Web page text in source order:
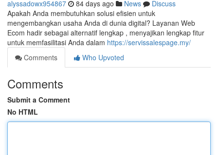
alyssadowx954867 84 days ago News
Discuss
Apakah Anda membutuhkan solusi efisien untuk
mengembangkan usaha Anda di dunia digital? Layanan Web
Ecom hadir sebagai alternatif lengkap , menyajikan lengkap fitur
untuk memfasilitasi Anda dalam https://servissalespage.my/
Comments
Who Upvoted
Comments
Submit a Comment
No HTML